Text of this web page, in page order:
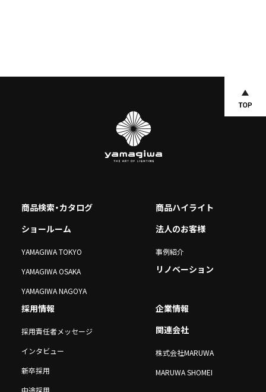
商品検索・カタログ
商品ハイライト
ショールーム
YAMAGIWA TOKYO
YAMAGIWA OSAKA
YAMAGIWA NAGOYA
法人のお客様
事例紹介
リノベーション
採用情報
採用責任者メッセージ
インタビュー
新卒採用
中途採用
企業情報
関連会社
株式会社MARUWA
MARUWA SHOMEI